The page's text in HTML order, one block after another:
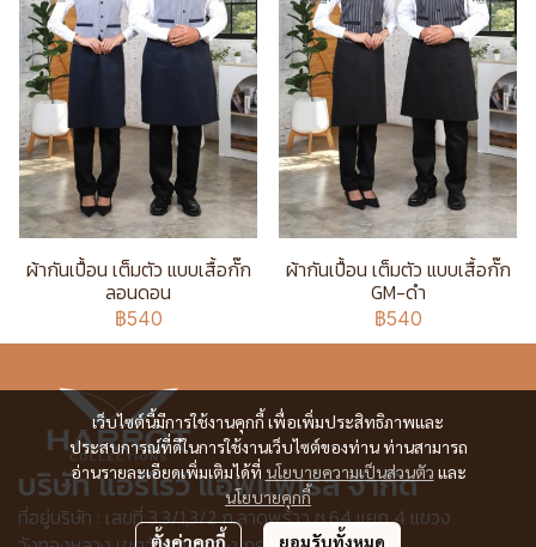
ผ้ากันเปื้อน เต็มตัว แบบเสื้อกั๊ก
ลอนดอน
฿540
ผ้ากันเปื้อน เต็มตัว แบบเสื้อกั๊ก
GM-ดำ
฿540
เว็บไซต์นี้มีการใช้งานคุกกี้ เพื่อเพิ่มประสิทธิภาพและ
ประสบการณ์ที่ดีในการใช้งานเว็บไซต์ของท่าน ท่านสามารถ
อ่านรายละเอียดเพิ่มเติมได้ที่ นโยบายความเป็นส่วนตัว และ
นโยบายคุกกี้
ตั้งค่าคุกกี้ ยอมรับทั้งหมด
บริษัท แอร์โรว์ แอพแพเรล จำกัด
ที่อยู่บริษัท : เลขที่ 3,3/1,3/2 ก.ลาดพร้าว ซ.64 แยก 4 แขวง